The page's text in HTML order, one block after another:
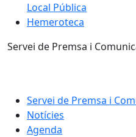
Local Pública
Hemeroteca
Servei de Premsa i
Servei de Premsa i
Notícies
Agenda